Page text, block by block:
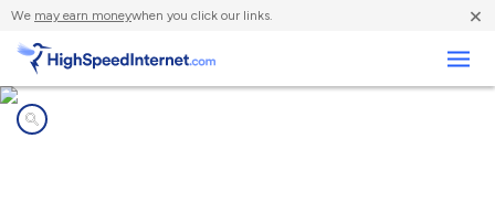
We may earn moneywhen you click our links. ×